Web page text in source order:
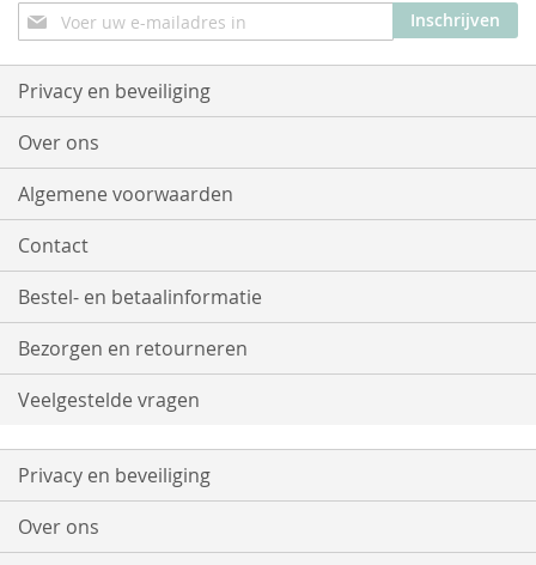
Abonneer
u
op
onze
nieuwsbrief
Inschrijven
Privacy en beveiliging
Over ons
Algemene voorwaarden
Contact
Bestel- en betaalinformatie
Bezorgen en retourneren
Veelgestelde vragen
Privacy en beveiliging
Over ons